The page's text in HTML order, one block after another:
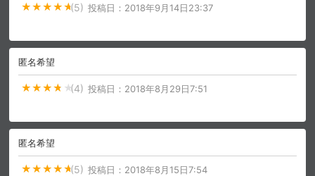
ログアウト
(5) 投稿日： 2018年9月14日23:37
匿名希望
(4) 投稿日： 2018年8月29日7:51
匿名希望
(5) 投稿日： 2018年8月15日7:54